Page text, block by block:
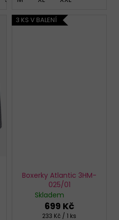
3 KS V BALENÍ
Boxerky Atlantic 3HM-
025/01
Skladem
699 Kč
Měrná
233 Kč / 1 ks